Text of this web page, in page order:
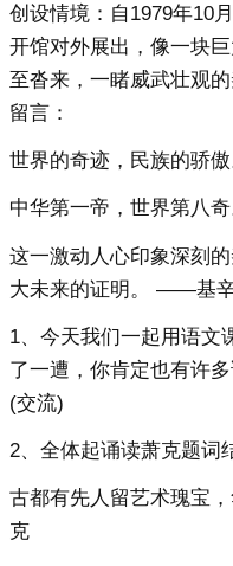
创设情境：自1979年10
开馆对外展出，像一块
至沓来，一睹威武壮观
留言：
世界的奇迹，民族的骄
中华第一帝，世界第八
这一激动人心印象深刻
大未来的证明。 ——基
1、今天我们一起用语文
了一遭，你肯定也有许
(交流)
2、全体起诵读萧克题词
古都有先人留艺术瑰宝
克